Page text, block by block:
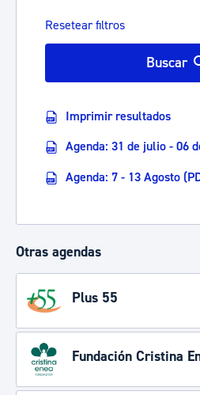
Resetear filtros
Buscar
Imprimir resultados
Agenda: 31 de julio - 06
Agenda: 7 - 13 Agosto
Otras agendas
Plus 55
Fundación Cristina